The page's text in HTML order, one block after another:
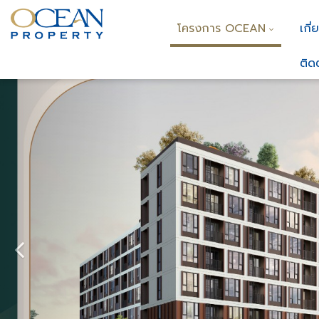
โครงการ OCEAN เกี่
ติด